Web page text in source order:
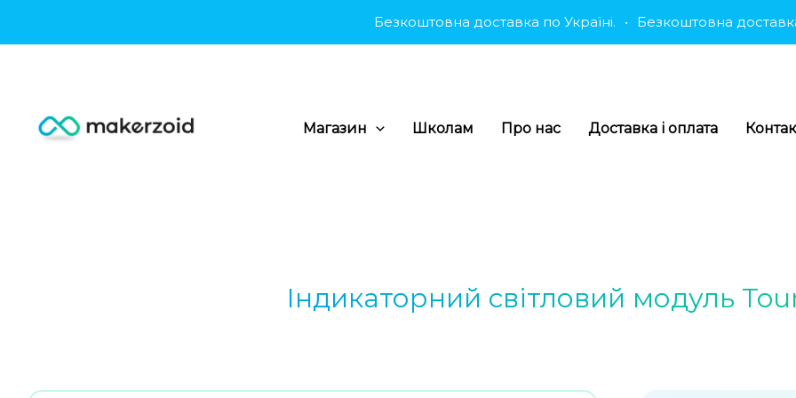
Безкоштовна доставка по Україні. • Безкоштовна доставка по
Магазин Школам Про нас Доставка і оплата
Індикаторний світловий модуль